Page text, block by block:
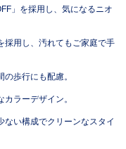
」を採用し、気になるニオ
用し、汚れてもご家庭で手
歩行にも配慮。
ラーデザイン。
い構成でクリーンなスタイ